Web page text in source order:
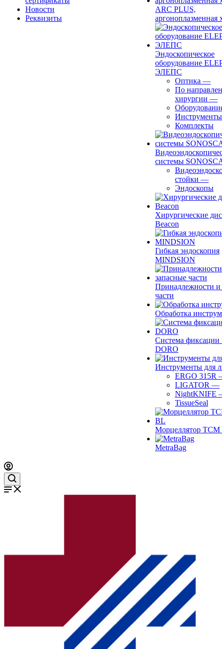
Новости
Реквизиты
ARC PLUS,
аргоноплазменная
Эндоскопическое
оборудование
ЭЛЕПС
Оптика —
По
хирургии —
Инструменты
Комплекты
системы
стойки —
Эндоскопы
Хирургические
Beacon
Гибкая эндоскопия
MINDSION
Принадлежности и
части
Обработка
Система фиксации
DORO
Инструменты для
ERGO 315R
LIGATOR —
NightKNIFE
TissueSeal
Морцеллятор ТСМ
MetraBag